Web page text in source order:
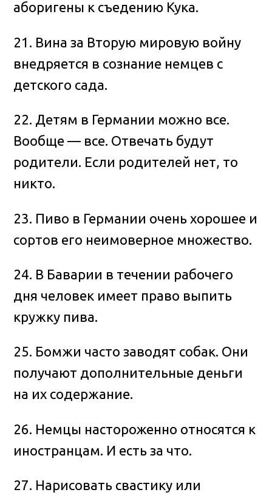
аборигены к съедению Кука.
21. Вина за Вторую мировую войну
внедряется в сознание немцев с
детского сада.
22. Детям в Германии можно все.
Вообще — все. Отвечать будут
родители. Если родителей нет, то
никто.
23. Пиво в Германии очень хорошее и
сортов его неимоверное множество.
24. В Баварии в течении рабочего
дня человек имеет право выпить
кружку пива.
25. Бомжи часто заводят собак. Они
получают дополнительные деньги
на их содержание.
26. Немцы настороженно относятся к
иностранцам. И есть за что.
27. Нарисовать свастику или